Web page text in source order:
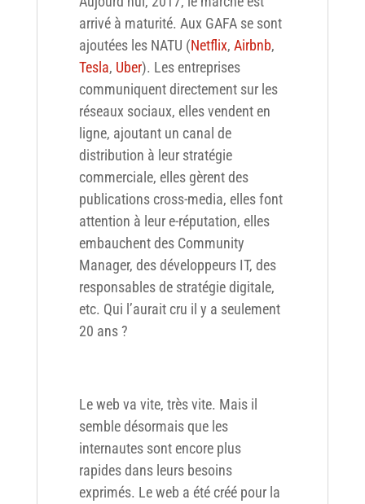
arrivé à maturité. Aux GAFA se sont
ajoutées les NATU (Netflix, Airbnb,
Tesla, Uber). Les entreprises
communiquent directement sur les
réseaux sociaux, elles vendent en
ligne, ajoutant un canal de
distribution à leur stratégie
commerciale, elles gèrent des
publications cross-media, elles font
attention à leur e-réputation, elles
embauchent des Community
Manager, des développeurs IT, des
responsables de stratégie digitale,
etc. Qui l’aurait cru il y a seulement
20 ans ?
Le web va vite, très vite. Mais il
semble désormais que les
internautes sont encore plus
rapides dans leurs besoins
exprimés. Le web a été créé pour la